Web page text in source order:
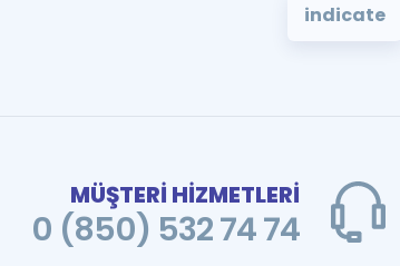
indicate
MÜŞTERİ HİZMETLERİ
0 (850) 532 74 74